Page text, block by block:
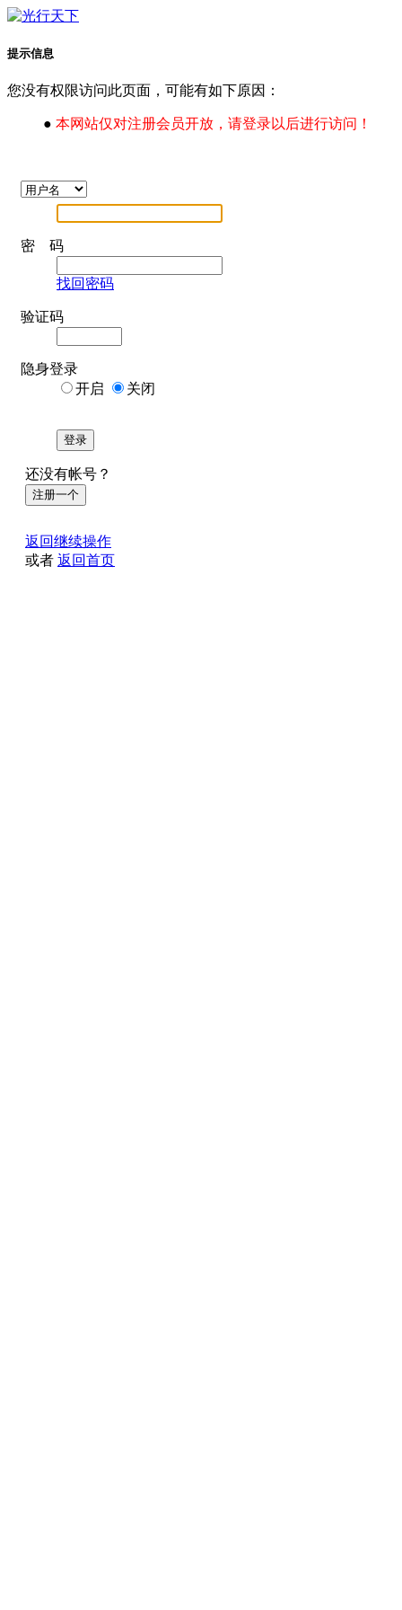
提示信息
您没有权限访问此页面，可能有如下原因：
● 本网站仅对注册会员开放，请登录以后进行访问！
密 码
找回密码
验证码
隐身登录
开启
关闭
登录
还没有帐号？
注册一个
返回继续操作
或者 返回首页